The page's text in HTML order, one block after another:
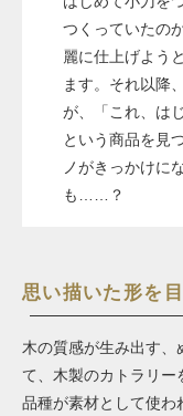
つくっていたの
麗に仕上げよう
ます。それ以降
が、「これ、は
という商品を見
ノがきっかけに
も……？
思い描いた形を
木の質感が生み出す、
て、木製のカトラリー
品種が素材として使わ